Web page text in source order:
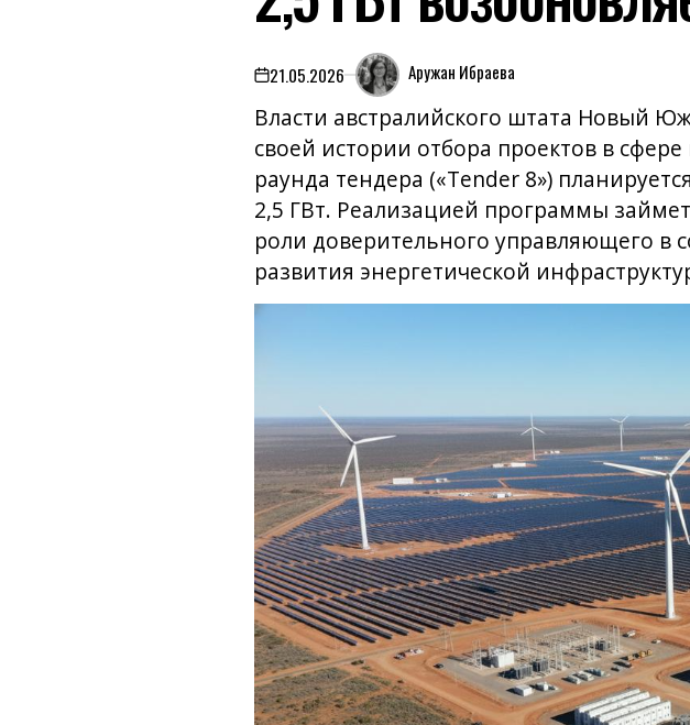
on21.05.2026 Аружан Ибраева
Власти австралийского штата Новый
своей истории отбора проектов в
раунда тендера («Tender 8»)
2,5 ГВт. Реализацией программы
роли доверительного управляющего в
развития энергетической